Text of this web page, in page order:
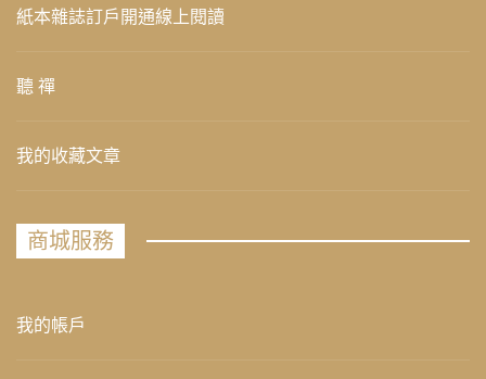
紙本雜誌訂戶開通線上閱讀
聽 禪
我的收藏文章
商城服務
我的帳戶